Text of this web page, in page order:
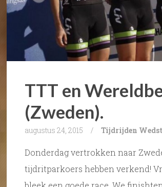
TTT en
(Zweden).
augustus 24, 2015 / Tijdrijden
Donderdag vertrokken naar
tijdritparkoers hebben verkend!